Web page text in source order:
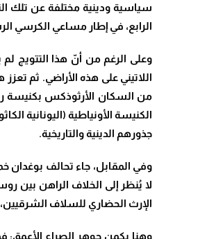
الرابع، في إطار مساعي الكرسي
وعلى الرغم من أنّ هذا التتويج
اللاتيني على هذه الأراضي. ثم
من السكان الأرثوذكس بكنيسة
الكنيسة الأونياطية (اليونانية
جذورهم الدينية والتاريخية.
لا يُنظر إلى الخلاف الراهن بين
الإرث الحضاري للسلاف الشرقيين،